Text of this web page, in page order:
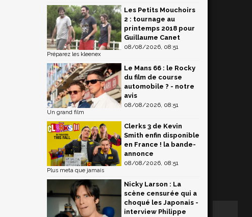
Les Petits Mouchoirs
2 : tournage au
printemps 2018 pour
Guillaume Canet
08/08/2026, 08:51
Préparez les kleenex
Le Mans 66 : le Rocky
du film de course
automobile ? - notre
avis
08/08/2026, 08:51
Un grand film
Clerks 3 de Kevin
Smith enfin disponible
en France ! la bande-
annonce
08/08/2026, 08:51
Plus meta que jamais
Nicky Larson : La
scène censurée qui a
choqué les Japonais -
interview Philippe